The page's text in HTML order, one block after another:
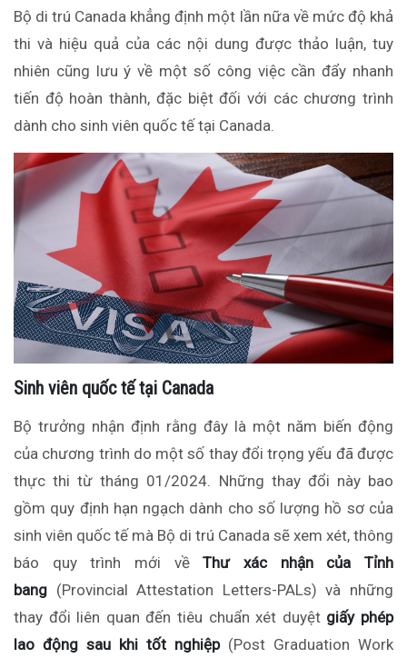
Bộ di trú Canada khẳng định một lần nữa về mức độ khả
thi và hiệu quả của các nội dung được thảo luận, tuy
nhiên cũng lưu ý về một số công việc cần đẩy nhanh
tiến độ hoàn thành, đặc biệt đối với các chương trình
dành cho sinh viên quốc tế tại Canada.
Sinh viên quốc tế tại Canada
Bộ trưởng nhận định rằng đây là một năm biến động
của chương trình do một số thay đổi trọng yếu đã được
thực thi từ tháng 01/2024. Những thay đổi này bao
gồm quy định hạn ngạch dành cho số lượng hồ sơ của
sinh viên quốc tế mà Bộ di trú Canada sẽ xem xét, thông
báo quy trình mới vềThư xác nhận của Tỉnh
bang (Provincial Attestation Letters-PALs) và những
thay đổi liên quan đến tiêu chuẩn xét duyệt giấy phép
lao động sau khi tốt nghiệp(Post Graduation Work